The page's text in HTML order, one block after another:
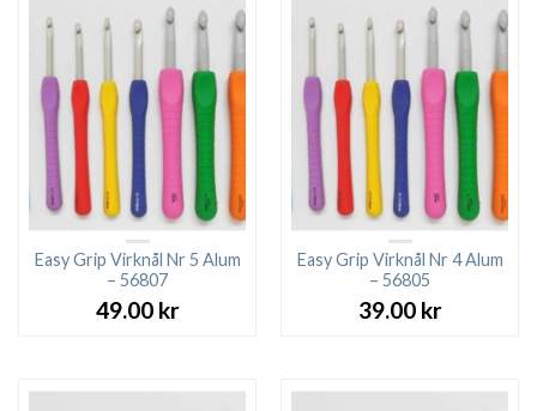
Easy Grip Virknål Nr 5 Alum
– 56807
49.00 kr
Easy Grip Virknål Nr 4 Alum
– 56805
39.00 kr